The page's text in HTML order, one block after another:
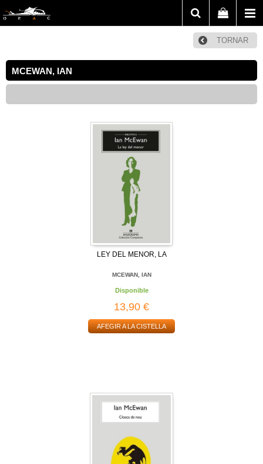
TORNAR
MCEWAN, IAN
LEY DEL MENOR, LA
MCEWAN, IAN
Disponible
13,90 €
AFEGIR A LA CISTELLA